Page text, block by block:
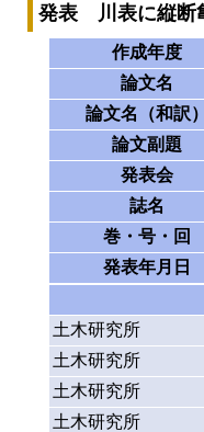
発表 川表に縦断
作成年度
論文名
論文名（和訳）
論文副題
発表会
誌名
巻・号・回
発表年月日
土木研究所
土木研究所
土木研究所
土木研究所